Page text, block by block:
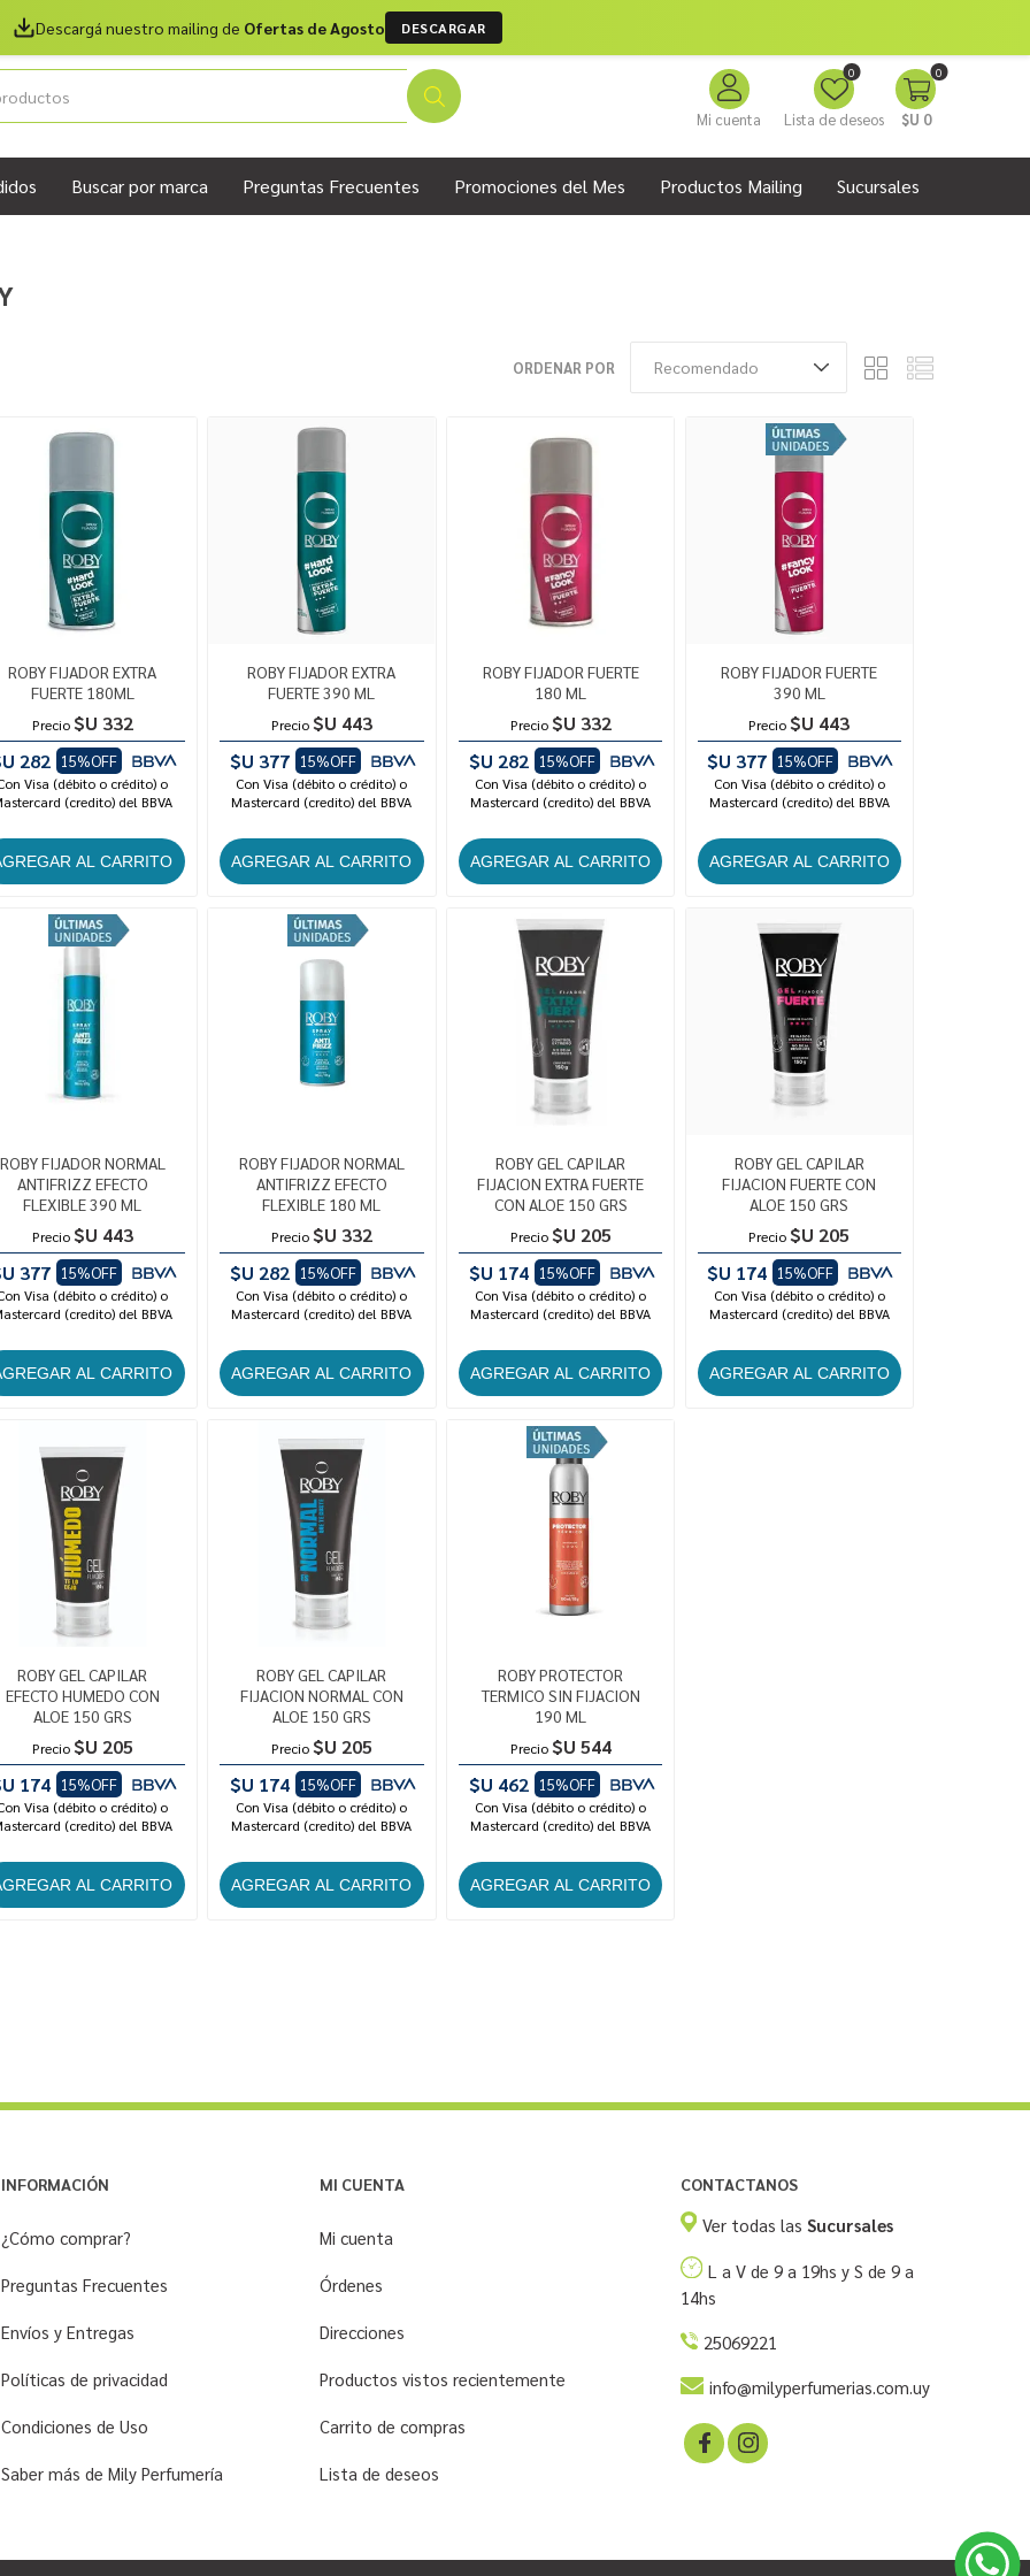
Descargá nuestro mailing de Ofertas de Agosto DESCARGAR
Mi cuenta Lista de deseos
0 0
$U 0
Buscar por marca Preguntas Frecuentes Promociones del Mes Productos Mailing Sucursales
ORDENAR POR
ROBY FIJADOR EXTRA
FUERTE 180ML
Precio $U 332
282
15%OFF
Visa (débito o crédito) o
(credito) del BBVA
ROBY FIJADOR EXTRA
FUERTE 390 ML
Precio $U 443
$U 377
15%OFF
Con Visa (débito o crédito) o
Mastercard (credito) del BBVA
ROBY FIJADOR FUERTE
180 ML
Precio $U 332
$U 282
15%OFF
Con Visa (débito o crédito) o
Mastercard (credito) del BBVA
ROBY FIJADOR FUERTE
390 ML
Precio $U 443
$U 377 15%OFF
Con Visa (débito o crédito) o
Mastercard (credito) del BBVA
ROBY FIJADOR NORMAL
ANTIFRIZZ EFECTO
FLEXIBLE 390 ML
Precio $U 443
377
15%OFF
Visa (débito o crédito) o
(credito) del BBVA
ROBY FIJADOR NORMAL
ANTIFRIZZ EFECTO
FLEXIBLE 180 ML
Precio $U 332
$U 282
15%OFF
Con Visa (débito o crédito) o
Mastercard (credito) del BBVA
ROBY GEL CAPILAR
FIJACION EXTRA FUERTE
CON ALOE 150 GRS
Precio $U 205
$U 174
15%OFF
Con Visa (débito o crédito) o
Mastercard (credito) del BBVA
ROBY GEL CAPILAR
FIJACION FUERTE CON
ALOE 150 GRS
Precio $U 205
$U 174 15%OFF
Con Visa (débito o crédito) o
Mastercard (credito) del BBVA
ROBY GEL CAPILAR
EFECTO HUMEDO CON
ALOE 150 GRS
Precio $U 205
174
15%OFF
Visa (débito o crédito) o
(credito) del BBVA
ROBY GEL CAPILAR
FIJACION NORMAL CON
ALOE 150 GRS
Precio $U 205
$U 174
15%OFF
Con Visa (débito o crédito) o
Mastercard (credito) del BBVA
ROBY PROTECTOR
TERMICO SIN FIJACION
190 ML
Precio $U 544
$U 462
15%OFF
Con Visa (débito o crédito) o
Mastercard (credito) del BBVA
INFORMACIÓN
¿Cómo comprar?
Preguntas Frecuentes
Envíos y Entregas
Políticas de privacidad
Condiciones de Uso
Saber más de Mily Perfumería
MI CUENTA
Mi cuenta
Órdenes
Direcciones
Productos vistos recientemente
Carrito de compras
Lista de deseos
CONTACTANOS
Ver todas las Sucursales
L a V de 9 a 19hs y S de 9 a
14hs
25069221
info@milyperfumerias.com.uy